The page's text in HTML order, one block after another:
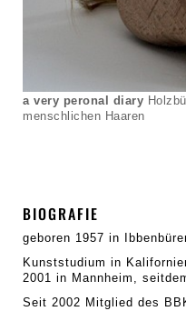
a very peronal diary
menschlichen Haaren
BIOGRAFIE
geboren 1957 in
Kunststudium in
2001 in Mannheim,
Seit 2002 Mitglied des